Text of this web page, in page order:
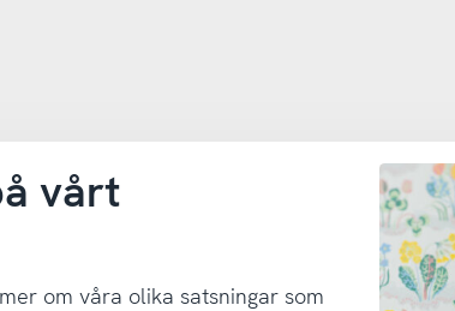
vårt
om våra olika satsningar som